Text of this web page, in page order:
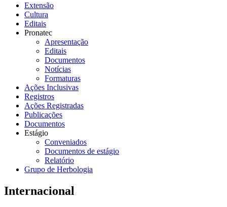
Extensão
Cultura
Editais
Pronatec
Apresentação
Editais
Documentos
Notícias
Formaturas
Ações Inclusivas
Registros
Ações Registradas
Publicações
Documentos
Estágio
Conveniados
Documentos de estágio
Relatório
Grupo de Herbologia
Internacional